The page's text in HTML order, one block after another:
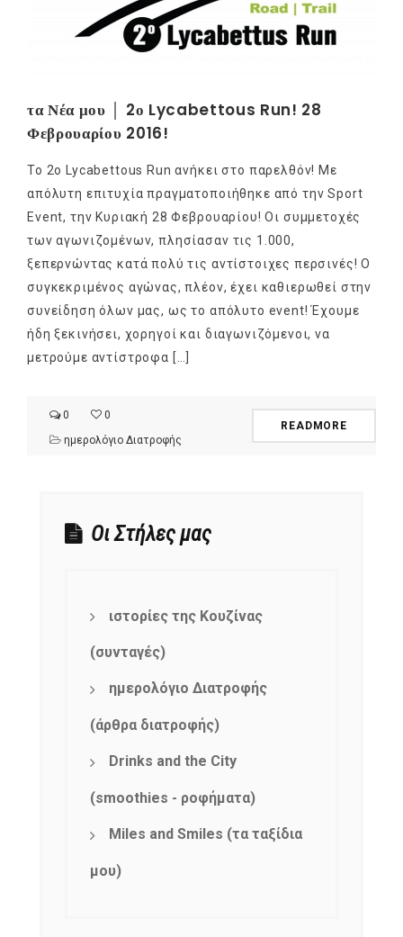
τα Νέα μου │ 2ο Lycabettous Run! 28
Φεβρουαρίου 2016!
Το 2ο Lycabettous Run ανήκει στο παρελθόν! Με
απόλυτη επιτυχία πραγματοποιήθηκε από την Sport
Event, την Κυριακή 28 Φεβρουαρίου! Οι συμμετοχές
των αγωνιζομένων, πλησίασαν τις 1.000,
ξεπερνώντας κατά πολύ τις αντίστοιχες περσινές! Ο
συγκεκριμένος αγώνας, πλέον, έχει καθιερωθεί στην
συνείδηση όλων μας, ως το απόλυτο event! Έχουμε
ήδη ξεκινήσει, χορηγοί και διαγωνιζόμενοι, να
μετρούμε αντίστροφα […]
0
0
ημερολόγιο Διατροφής
READMORE
Οι Στήλες μας
ιστορίες της Κουζίνας
(συνταγές)
ημερολόγιο Διατροφής
(άρθρα διατροφής)
Drinks and the City
(smoothies - ροφήματα)
Miles and Smiles (τα ταξίδια
μου)